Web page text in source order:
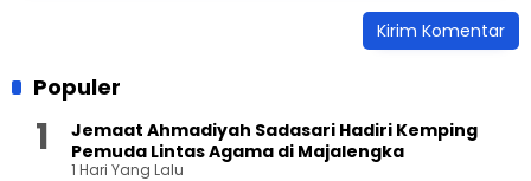
Populer
Jemaat Ahmadiyah Sadasari Hadiri Kemping
Pemuda Lintas Agama di Majalengka
1 Hari Yang Lalu